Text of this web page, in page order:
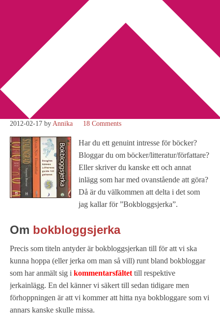
Kriminalroman Min tv-blogg
You are here: Bokbloggsjerka
Bokbloggsjerka 17 – 20
februari
Bokbloggsjerka 17 – 20
februari
2012-02-17 by Annika 18 Comments
Har du ett genuint intresse för böcker?
Bloggar du om böcker/litteratur/författare?
Eller skriver du kanske ett och annat
inlägg som har med ovanstående att göra?
Då är du välkommen att delta i det som
jag kallar för ”Bokbloggsjerka”.
Om bokbloggsjerka
Precis som titeln antyder är bokbloggsjerkan till för att vi ska
kunna hoppa (eller jerka om man så vill) runt bland bokbloggar
som har anmält sig i kommentarsfältet till respektive
jerkainlägg. En del känner vi säkert till sedan tidigare men
förhoppningen är att vi kommer att hitta nya bokbloggare som vi
annars kanske skulle missa.